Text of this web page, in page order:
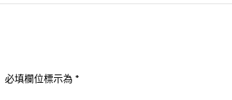
必填欄位標示為 *